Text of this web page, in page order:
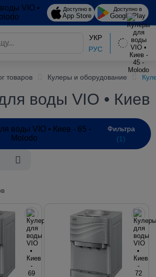
Доступно в
App Store
Доступно в
Google Play
УКР
РУС
товаров Кулеры и оборудование
воды VIO • Киев
Фильтра
(1)